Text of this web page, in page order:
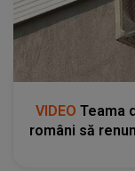
VIDEO Teama
români să